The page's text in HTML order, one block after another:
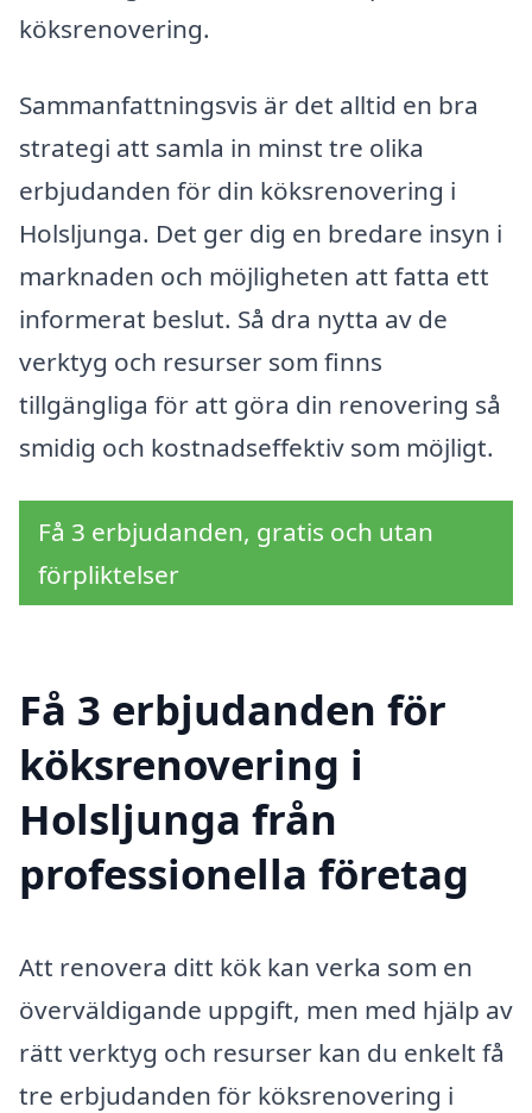
köksrenovering.
Sammanfattningsvis är det alltid en bra
strategi att samla in minst tre olika
erbjudanden för din köksrenovering i
Holsljunga. Det ger dig en bredare insyn i
marknaden och möjligheten att fatta ett
informerat beslut. Så dra nytta av de
verktyg och resurser som finns
tillgängliga för att göra din renovering så
smidig och kostnadseffektiv som möjligt.
Få 3 erbjudanden, gratis och utan
förpliktelser
Få 3 erbjudanden för
köksrenovering i
Holsljunga från
professionella företag
Att renovera ditt kök kan verka som en
överväldigande uppgift, men med hjälp av
rätt verktyg och resurser kan du enkelt få
tre erbjudanden för köksrenovering i